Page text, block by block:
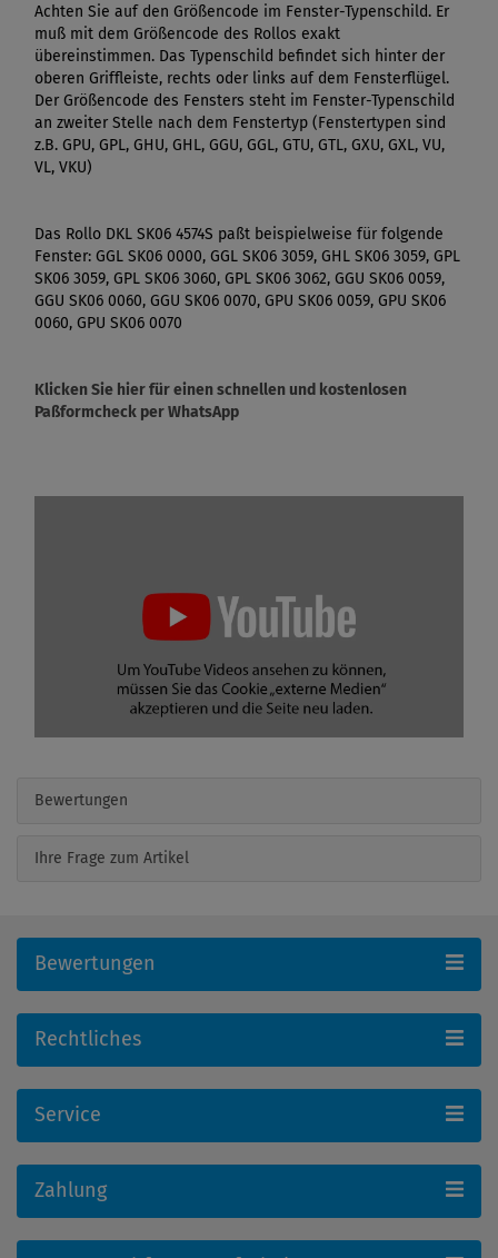
Achten Sie auf den Größencode im Fenster-Typenschild. Er
muß mit dem Größencode des Rollos exakt
übereinstimmen. Das Typenschild befindet sich hinter der
oberen Griffleiste, rechts oder links auf dem Fensterflügel.
Der Größencode des Fensters steht im Fenster-Typenschild
an zweiter Stelle nach dem Fenstertyp (Fenstertypen sind
z.B. GPU, GPL, GHU, GHL, GGU, GGL, GTU, GTL, GXU, GXL, VU,
VL, VKU)
Das Rollo DKL SK06 4574S paßt beispielweise für folgende
Fenster: GGL SK06 0000, GGL SK06 3059, GHL SK06 3059, GPL
SK06 3059, GPL SK06 3060, GPL SK06 3062, GGU SK06 0059,
GGU SK06 0060, GGU SK06 0070, GPU SK06 0059, GPU SK06
0060, GPU SK06 0070
Klicken Sie hier für einen schnellen und kostenlosen
Paßformcheck per WhatsApp
Bewertungen
Ihre Frage zum Artikel
Bewertungen
Rechtliches
Service
Zahlung